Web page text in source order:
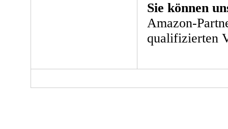
Sie können
Amazon-
qualifizierten